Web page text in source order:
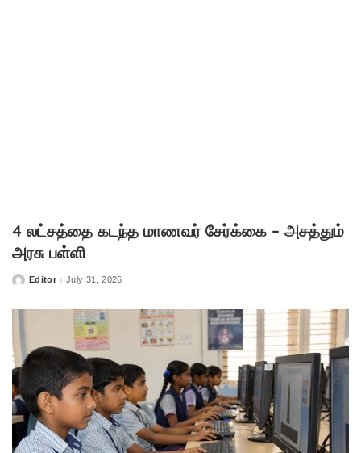
4 லட்சத்தை கடந்த மாணவர் சேர்க்கை – அசத்தும்
அரசு பள்ளி
PostedEditor July 31, 2026